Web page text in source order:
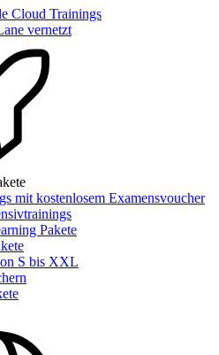
Cloud Trainings
vernetzt
mit kostenlosem Examensvoucher
Pakete
S bis XXL